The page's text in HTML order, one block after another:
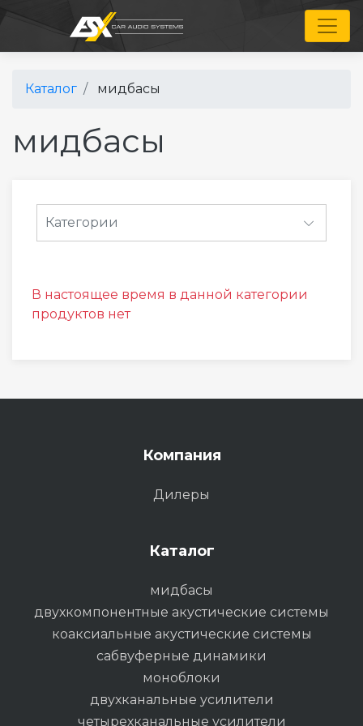
Каталог мидбасы
мидбасы
Категории
В настоящее время в данной категории
продуктов нет
Компания
Дилеры
Каталог
мидбасы
двухкомпонентные акустические системы
коаксиальные акустические системы
сабвуферные динамики
моноблоки
двухканальные усилители
четырехканальные усилители